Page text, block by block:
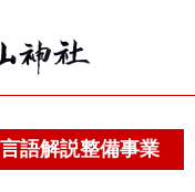
語解説整備事業